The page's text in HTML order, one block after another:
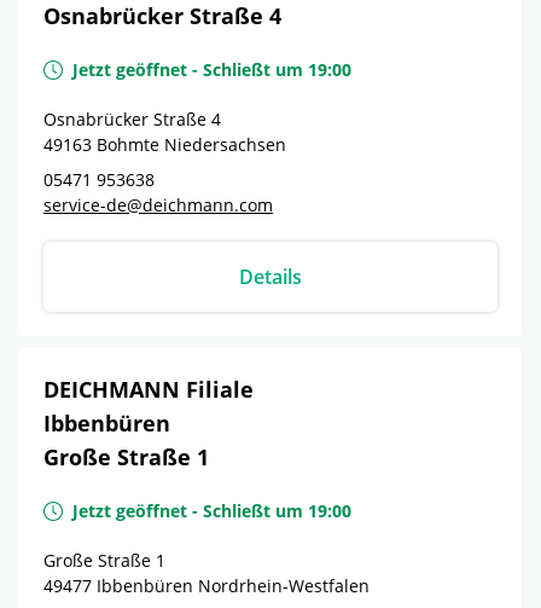
Osnabrücker Straße 4
Jetzt geöffnet - Schließt um 19:00
Osnabrücker Straße 4
49163 Bohmte Niedersachsen
05471 953638
service-de@deichmann.com
Details
DEICHMANN Filiale
Ibbenbüren
Große Straße 1
Jetzt geöffnet - Schließt um 19:00
Große Straße 1
49477 Ibbenbüren Nordrhein-Westfalen